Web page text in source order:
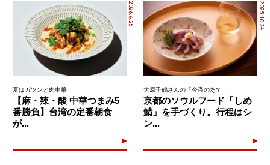
2026.6.25
夏はガツンと肉中華
【麻・辣・酸 中華つまみ5
番勝負】台湾の定番朝食
が...
2025.10.24
大原千鶴さんの「今宵のあて」
京都のソウルフード「しめ
鯖」を手づくり。行程はシ
ン...